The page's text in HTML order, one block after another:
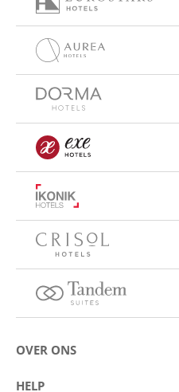
OVER ONS
Over Eurostars Hotel Company
HELP